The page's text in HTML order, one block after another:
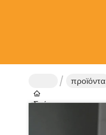
Σπίτι
προϊόντα